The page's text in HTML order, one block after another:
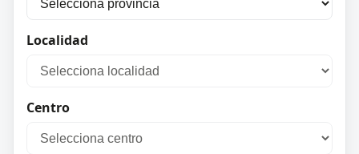
Localidad
Centro